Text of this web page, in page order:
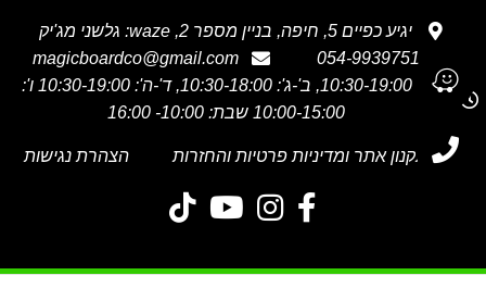
יגיע כפיים 5, חיפה, בניין מספר 2, waze: גלשני מג'יק
054-9939751
magicboardco@gmail.com
א' 10:30-19:00, ב'-ג': 10:30-18:00, ד'-ה': 10:30-19:00 ו':
10:00-15:00 שבת: 10:00- 16:00
תקנון אתר ומדיניות פרטיות והחזרות הצהרת נגישות